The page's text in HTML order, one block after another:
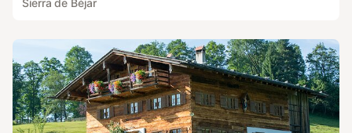
Sierra de Béjar